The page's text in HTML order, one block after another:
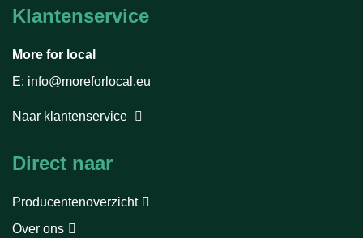
Klantenservice
More for local
E: info@moreforlocal.eu
Naar klantenservice
Direct naar
Producentenoverzicht
Over ons